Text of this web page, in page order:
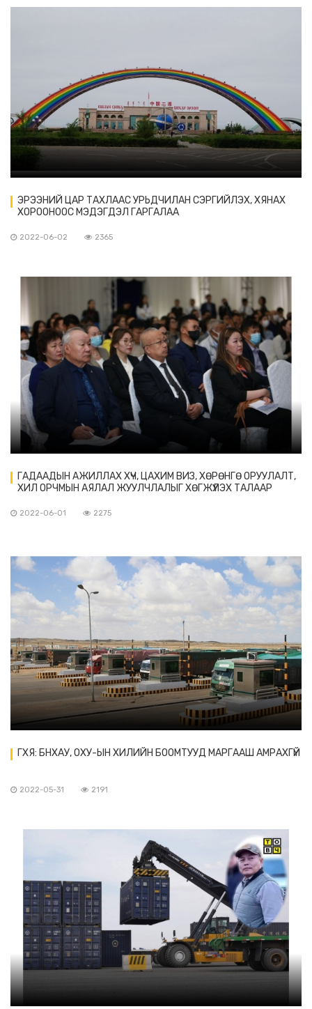
ЭРЭЭНИЙ ЦАР ТАХЛААС УРЬДЧИЛАН СЭРГИЙЛЭХ, ХЯНАХ
ХОРООНООС МЭДЭГДЭЛ ГАРГАЛАА
2022-06-02 2365
ГАДААДЫН АЖИЛЛАХ ХҮЧ, ЦАХИМ ВИЗ, ХӨРӨНГӨ ОРУУЛАЛТ,
ХИЛ ОРЧМЫН АЯЛАЛ ЖУУЛЧЛАЛЫГ ХӨГЖҮҮЛЭХ ТАЛААР
2022-06-01 2275
ГХЯ: БНХАУ, ОХУ-ЫН ХИЛИЙН БООМТУУД МАРГААШ АМРАХГҮЙ
2022-05-31 2191